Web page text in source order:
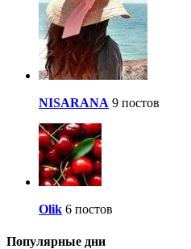
NISARANA 9 постов
Olik 6 постов
Популярные дни